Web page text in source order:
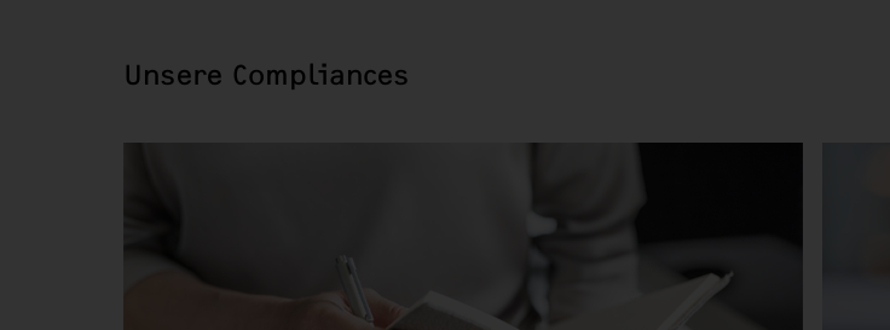
Unsere Compliances